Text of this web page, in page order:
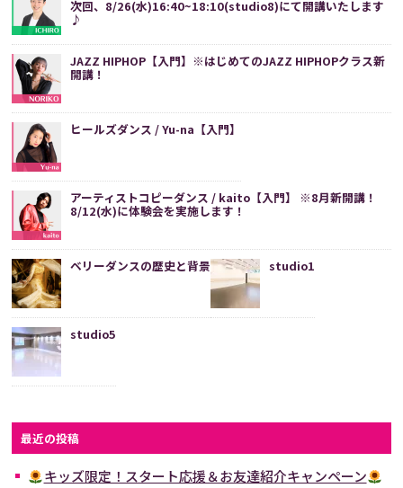
次回、8/26(水)16:40~18:10(studio8)にて開講いたします
♪
JAZZ HIPHOP【入門】※はじめてのJAZZ HIPHOPクラス新
開講！
ヒールズダンス / Yu-na【入門】
アーティストコピーダンス / kaito【入門】 ※8月新開講！
8/12(水)に体験会を実施します！
ベリーダンスの歴史と背景 studio1
studio5
最近の投稿
キッズ限定！スタート応援＆お友達紹介キャンペーン